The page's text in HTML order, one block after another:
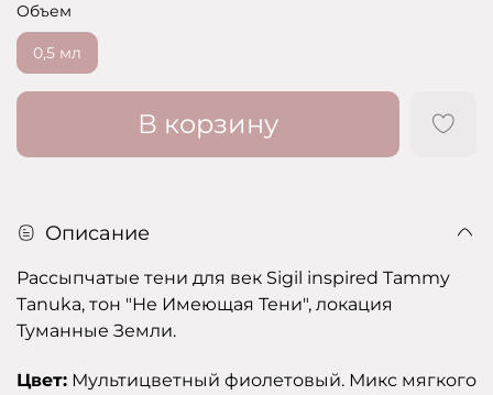
В корзину
Объем
0,5 мл
Описание
Рассыпчатые тени для век Sigil inspired Tammy
Tanuka, тон "Не Имеющая Тени", локация
Туманные Земли.
Цвет: Мультицветный фиолетовый. Микс мягкого